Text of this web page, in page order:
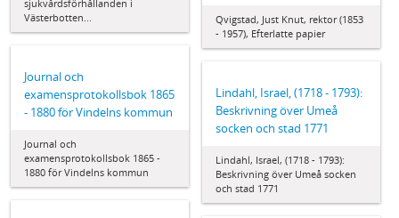
sjukvårdsförhållanden i
Västerbotten...
Qvigstad, Just Knut, rektor (1853
- 1957), Efterlatte papier
Journal och
examensprotokollsbok 1865
- 1880 för Vindelns kommun
Journal och
examensprotokollsbok 1865 -
1880 för Vindelns kommun
Lindahl, Israel, (1718 - 1793):
Beskrivning över Umeå
socken och stad 1771
Lindahl, Israel, (1718 - 1793):
Beskrivning över Umeå socken
och stad 1771